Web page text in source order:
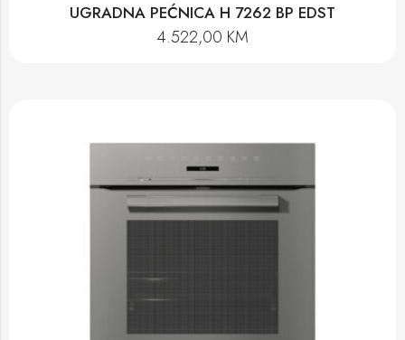
UGRADNA PEĆNICA H 7262 BP EDST
4.522,00 KM